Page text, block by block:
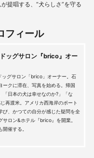
提唱する、“犬らしさ”を守る
フィール
ッグサロン『brico』オー
ッグサロン「brico」オーナー。石
ークに滞在、写真を始める。帰国
「日本の犬は幸せなのか?」「な
再渡米。アメリカ西海岸のポート
び、かつての自分が感じた疑問を全
ロン&ホテル『brico』を開業。
催する。